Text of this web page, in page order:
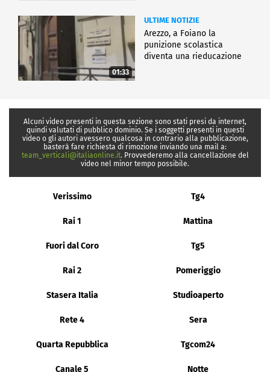
01:33
ULTIME NOTIZIE
Arezzo, a Foiano la
punizione scolastica
diventa una rieducazione
Alcuni video presenti in questa sezione sono stati presi da internet,
quindi valutati di pubblico dominio. Se i soggetti presenti in questi
video o gli autori avessero qualcosa in contrario alla pubblicazione,
basterà fare richiesta di rimozione inviando una mail a:
team_verticali@italiaonline.it. Provvederemo alla cancellazione del
video nel minor tempo possibile.
Verissimo Tg4
Rai 1 Mattina
Fuori dal Coro Tg5
Rai 2 Pomeriggio
Stasera Italia Studioaperto
Rete 4 Sera
Quarta Repubblica Tgcom24
Canale 5 Notte